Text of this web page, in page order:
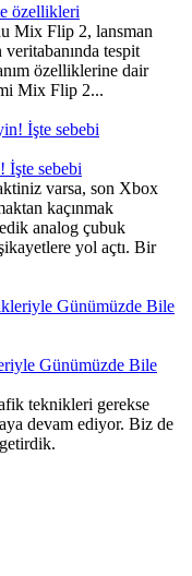
özellikleri
Mix Flip 2, lansman
tespit
özelliklerine dair
Mix Flip 2...
İşte sebebi
varsa, son Xbox
kaçınmak
analog çubuk
yol açtı. Bir
Günümüzde Bile
teknikleri gerekse
devam ediyor. Biz de